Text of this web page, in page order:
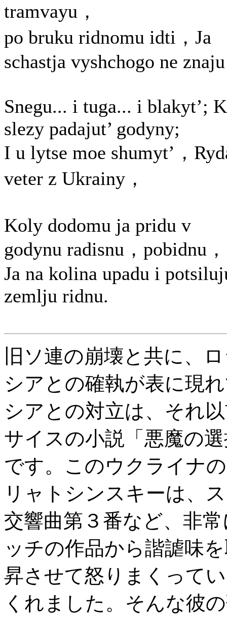
tramvayu，
po bruku ridnomu idti，Ja
schastja vyshchogo ne
Snegu... i tuga... i blakyt’;
slezy padajut’ godyny;
I u lytse moe shumyt’，
veter z Ukrainy，
Koly dodomu ja pridu v
godynu radisnu，pobidnu，
Ja na kolina upadu i
zemlju ridnu.
旧ソ連の崩壊と共に、
シアとの確執が表に現
シアとの対立は、それ
サイスの小説「悪魔の
です。このウクライナ
リャトシンスキーは、
交響曲第３番など、非
ッチの作品から諧謔味
昇させて怒りまくって
くれました。そんな彼